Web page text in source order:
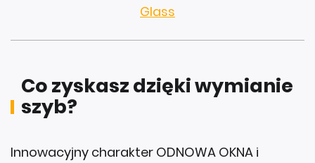
Glass
Co zyskasz dzięki wymianie
szyb?
Innowacyjny charakter ODNOWA OKNA i